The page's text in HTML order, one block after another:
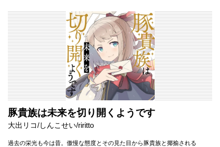
豚貴族は未来を切り開くようです
大出リコ/しんこせい/riritto
過去の栄光も今は昔。傲慢な態度とその見た目から豚貴族と揶揄される